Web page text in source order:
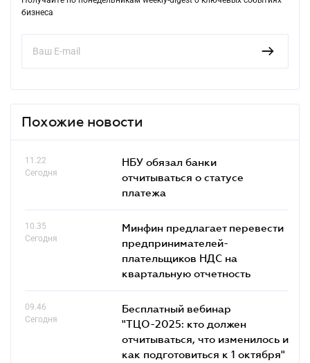
бизнеса
Похожие новости
11.22
Сегодня
НБУ обязал банки
отчитываться о статусе
платежа
10.35
Сегодня
Минфин предлагает перевести
предпринимателей-
плательщиков НДС на
квартальную отчетность
09.46
Сегодня
Бесплатный вебинар
"ТЦО-2025: кто должен
отчитываться, что изменилось и
как подготовиться к 1 октября"